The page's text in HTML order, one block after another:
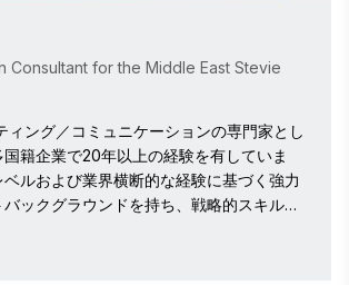
Consultant for the Middle East Stevie
ィング／コミュニケーションの専門家とし
籍企業で20年以上の経験を有していま
ルおよび業界横断的な経験に基づく強力
ックグラウンドを持ち、戦略的スキルと
できます。ビジネスニーズを明確に支援